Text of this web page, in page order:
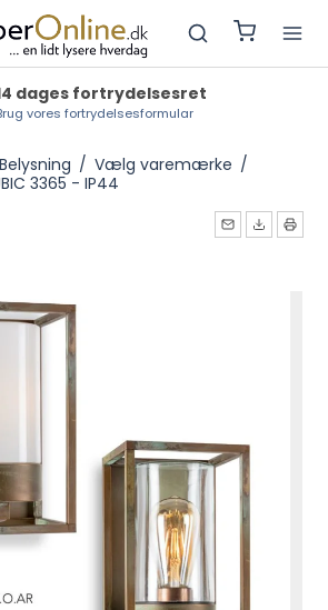
lagervarer: 1-2 dage
3-5 dage, Produktionsvarer: 3-4 uger
Belysning / Vælg varemærke /
3365 - IP44